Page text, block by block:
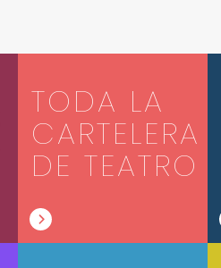
TODA LA
CARTELERA
DE TEATRO